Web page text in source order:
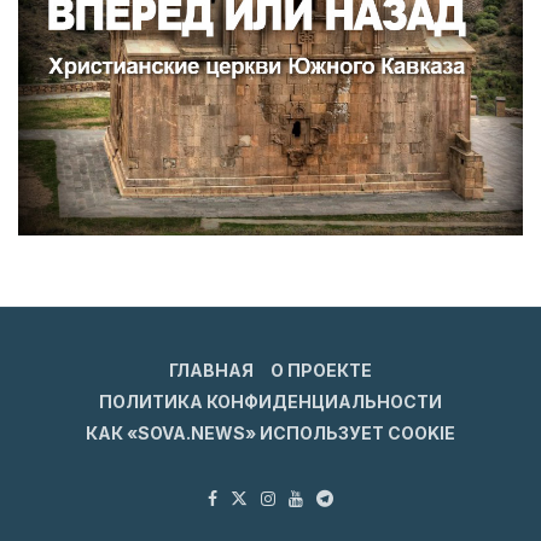
ГЛАВНАЯ
О ПРОЕКТЕ
ПОЛИТИКА КОНФИДЕНЦИАЛЬНОСТИ
КАК «SOVA.NEWS» ИСПОЛЬЗУЕТ COOKIE